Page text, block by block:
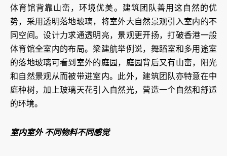
体育馆背靠山峦，环境优美。建筑团队善用这自然的优
势，采用透明落地玻璃，将室外大自然景观引入室内的不
同空间。设计力求通透明亮，景观更开扬，打破香港一般
体育馆全室内的布局。梁建航举例说，舞蹈室和多用途室
的落地玻璃可看到室外的庭园，庭园背后又有山峦，阳光
和自然景观从而被带进室内。此外，建筑团队亦特意在中
庭种树，加上玻璃天花引入自然光，营造一个自然和舒适
的环境。
室内室外 不同物料不同感觉